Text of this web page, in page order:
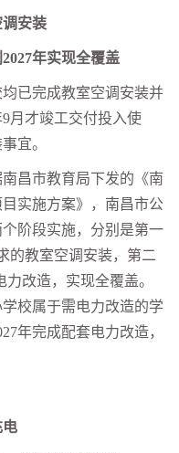
安装
2027年实现全覆盖
已完成教室空调安装并
9月才竣工交付投入使
宜。
昌市教育局下发的《南
实施方案》，南昌市公
阶段实施，分别是第一
的教室空调安装，第二
力改造，实现全覆盖。
校属于需电力改造的学
年完成配套电力改造，
电